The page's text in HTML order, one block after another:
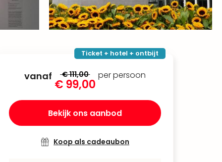
Ticket + hotel + ontbijt
vanaf € 111,00
€ 99,00
per persoon
Bekijk ons aanbod
Koop als cadeaubon